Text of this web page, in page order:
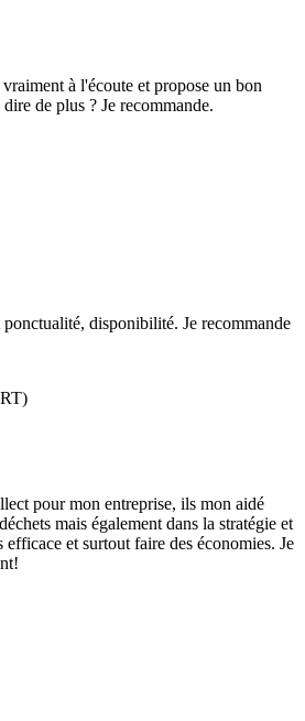
à l'écoute et propose un bon
de plus ? Je recommande.
disponibilité. Je recommande
pour mon entreprise, ils mon aidé
mais également dans la stratégie et
et surtout faire des économies. Je